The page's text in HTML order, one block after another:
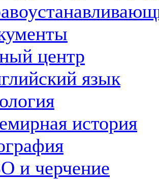
центр
язык
история
и черчение